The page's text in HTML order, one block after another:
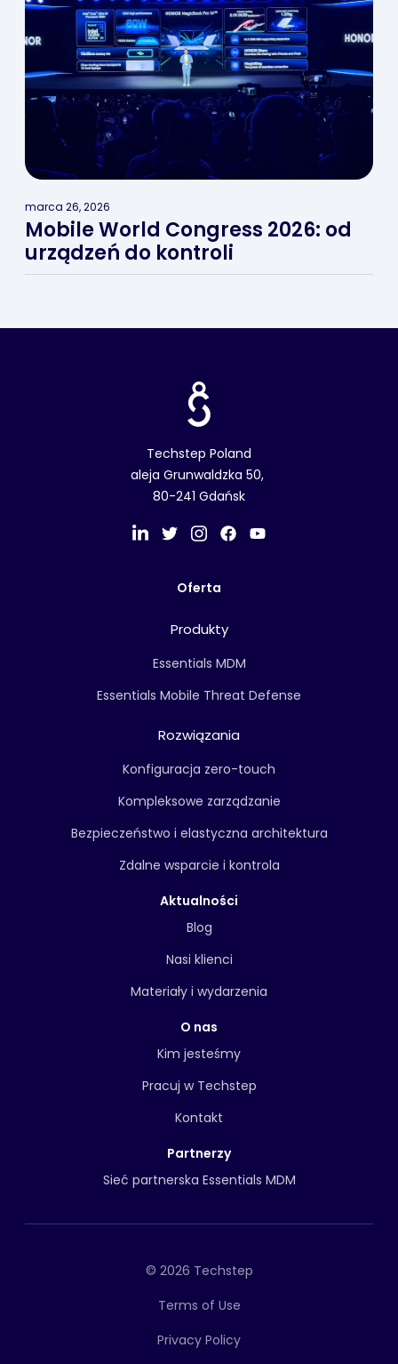
marca 26, 2026
Mobile World Congress 2026: od
urządzeń do kontroli
Techstep Poland
aleja Grunwaldzka 50,
80-241 Gdańsk
Oferta
Produkty
Essentials MDM
Essentials Mobile Threat Defense
Rozwiązania
Konfiguracja zero-touch
Kompleksowe zarządzanie
Bezpieczeństwo i elastyczna architektura
Zdalne wsparcie i kontrola
Aktualności
Blog
Nasi klienci
Materiały i wydarzenia
O nas
Kim jesteśmy
Pracuj w Techstep
Kontakt
Partnerzy
Sieć partnerska Essentials MDM
© 2026 Techstep
Terms of Use
Privacy Policy